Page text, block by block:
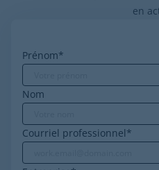
en
Prénom*
Nom
Courriel professionnel*